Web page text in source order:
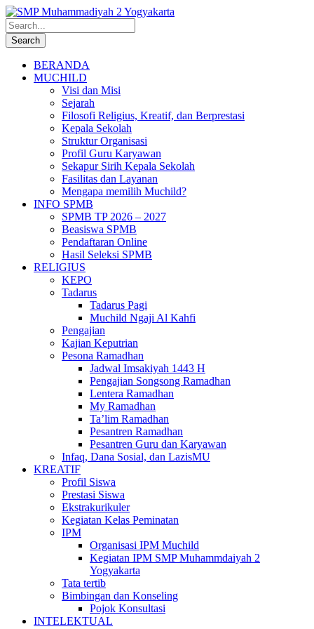
BERANDA
MUCHILD
Visi dan Misi
Sejarah
Filosofi Religius, Kreatif, dan Berprestasi
Kepala Sekolah
Struktur Organisasi
Profil Guru Karyawan
Sekapur Sirih Kepala Sekolah
Fasilitas dan Layanan
Mengapa memilih Muchild?
INFO SPMB
SPMB TP 2026 – 2027
Beasiswa SPMB
Pendaftaran Online
Hasil Seleksi SPMB
RELIGIUS
KEPO
Tadarus
Tadarus Pagi
Muchild Ngaji Al Kahfi
Pengajian
Kajian Keputrian
Pesona Ramadhan
Jadwal Imsakiyah 1443 H
Pengajian Songsong Ramadhan
Lentera Ramadhan
My Ramadhan
Ta’lim Ramadhan
Pesantren Ramadhan
Pesantren Guru dan Karyawan
Infaq, Dana Sosial, dan LazisMU
KREATIF
Profil Siswa
Prestasi Siswa
Ekstrakurikuler
Kegiatan Kelas Peminatan
IPM
Organisasi IPM Muchild
Kegiatan IPM SMP Muhammdaiyah 2
Yogyakarta
Tata tertib
Bimbingan dan Konseling
Pojok Konsultasi
INTELEKTUAL